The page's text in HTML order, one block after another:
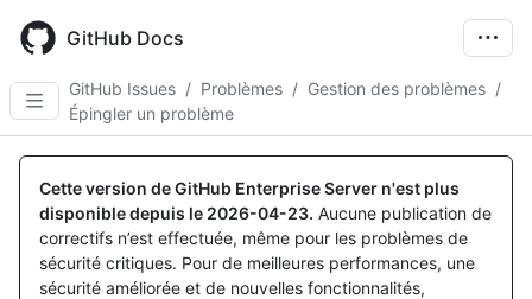
main
content
GitHub Docs
GitHub Issues / Problèmes / Gestion des problèmes /
Épingler un problème
Cette version de GitHub Enterprise Server n'est plus
disponible depuis le 2026-04-23. Aucune publication de
correctifs n’est effectuée, même pour les problèmes de
sécurité critiques. Pour de meilleures performances, une
sécurité améliorée et de nouvelles fonctionnalités,